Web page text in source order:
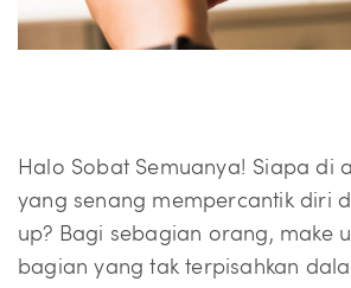
Halo Sobat Semuanya! Siapa di
yang senang mempercantik diri
up? Bagi sebagian orang, make
bagian yang tak terpisahkan